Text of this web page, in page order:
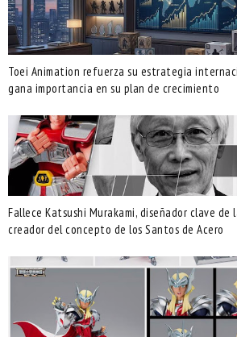
Toei Animation refuerza su estrategia
gana importancia en su plan de crecimiento
Fallece Katsushi Murakami, diseñador clave de
creador del concepto de los Santos de Acero